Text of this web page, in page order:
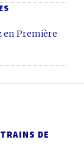
en Première
DE